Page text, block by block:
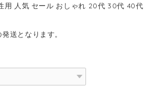
用 人気 セール おしゃれ 20代 30代 40代
送となります。